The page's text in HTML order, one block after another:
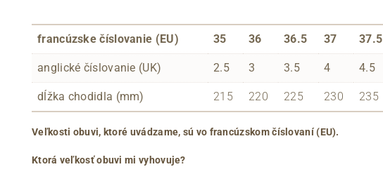
francúzske číslovanie (EU) 35 36 36.5 37 37.5
anglické číslovanie (UK) 2.5 3 3.5 4 4.5
dĺžka chodidla (mm) 215 220 225 230 235
Veľkosti obuvi, ktoré uvádzame, sú vo francúzskom číslovaní (EU).
Ktorá veľkosť obuvi mi vyhovuje?